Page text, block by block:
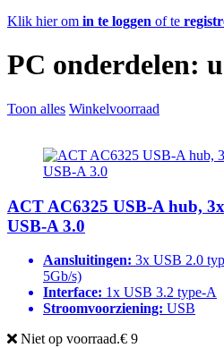
Klik hier om in te loggen of te
PC onderdelen:
Toon alles Winkelvoorraad
ACT AC6325 USB-A hub,
USB-A 3.0
Aansluitingen: 3x USB 2.0
5Gb/s)
Interface: 1x USB 3.2 type-A
Stroomvoorziening: USB
Niet op voorraad.€ 9